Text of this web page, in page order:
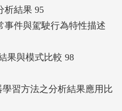
析結果 95
事件與駕駛行為特性描述
果與模式比較 98
習方法之分析結果應用比